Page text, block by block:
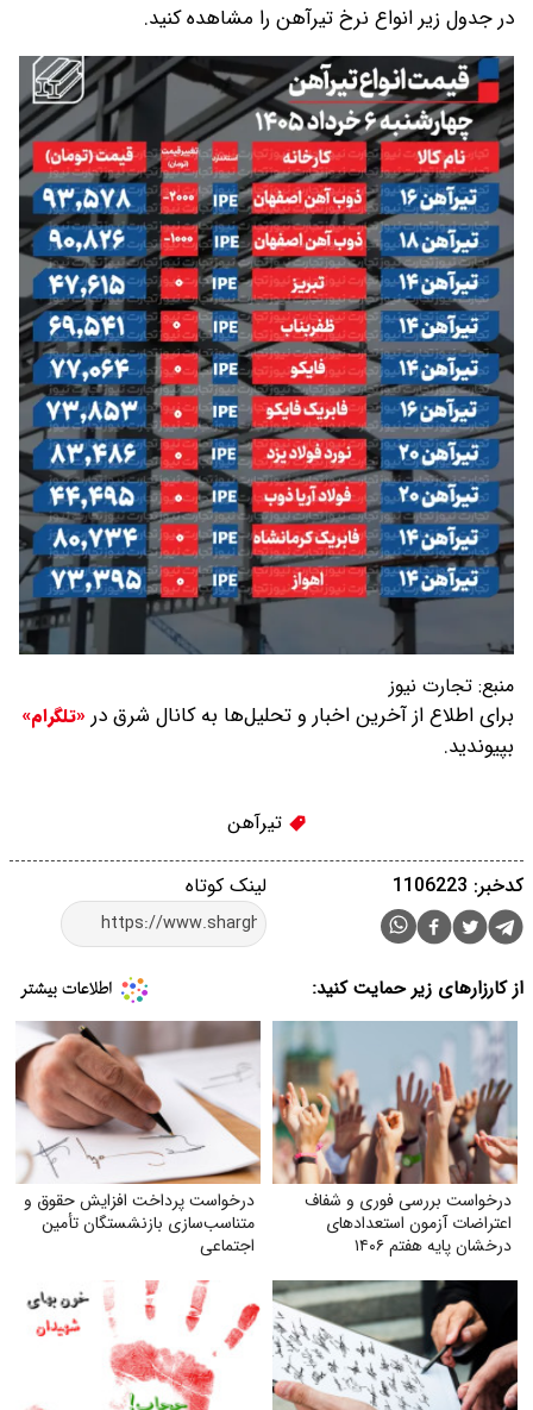
در جدول زیر انواع نرخ تیرآهن را مشاهده کنید.
منبع: تجارت نیوز
برای اطلاع از آخرین اخبار و تحلیل‌ها به کانال شرق در «تلگرام»
بپیوندید.
تیرآهن
لینک کوتاه کدخبر: 1106223
از کارزارهای زیر حمایت کنید:
درخواست بررسی فوری و شفاف
اعتراضات آزمون استعدادهای
درخشان پایه هفتم ۱۴۰۶
درخواست پرداخت افزایش حقوق و
متناسب‌سازی بازنشستگان تأمین
اجتماعی